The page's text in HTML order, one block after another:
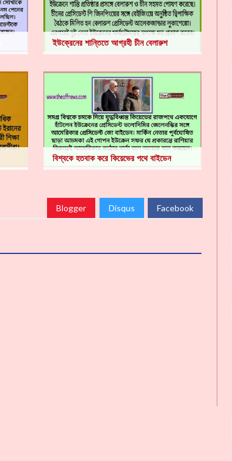
ইউক্রেনের শান্তিতে আগ্রহী চীন বেলারুশ
বিশ্বকে হতবাক করে কিয়েভের পথে বাইডেন
Blogger Disqus Facebook